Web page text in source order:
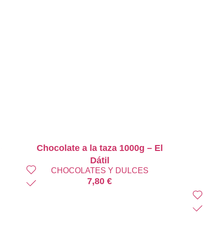
Chocolate a la taza 1000g – El
Dátil
CHOCOLATES Y DULCES
7,80 €